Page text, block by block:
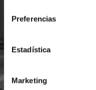
Preferencias
Estadística
MarketingHe leído y acepto la